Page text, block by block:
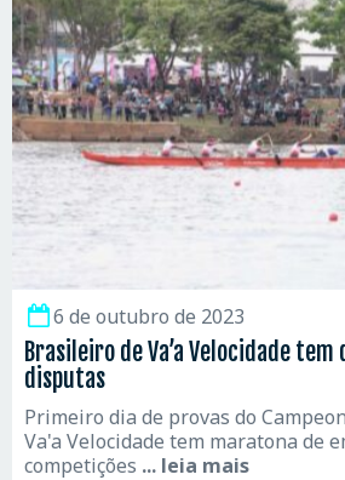
6 de outubro de 2023
Brasileiro de Va’a Velocidade
disputas
Primeiro dia de provas do
Va'a Velocidade tem maratona de
competições ... leia mais